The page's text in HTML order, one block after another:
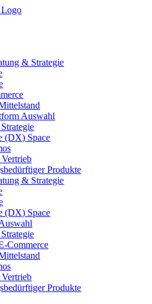
& Strategie
Auswahl
(DX) Space
Produkte
& Strategie
(DX) Space
Commerce
Produkte